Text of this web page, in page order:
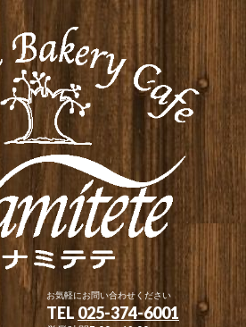
お気軽にお問い合わせください
TEL 025-374-6001